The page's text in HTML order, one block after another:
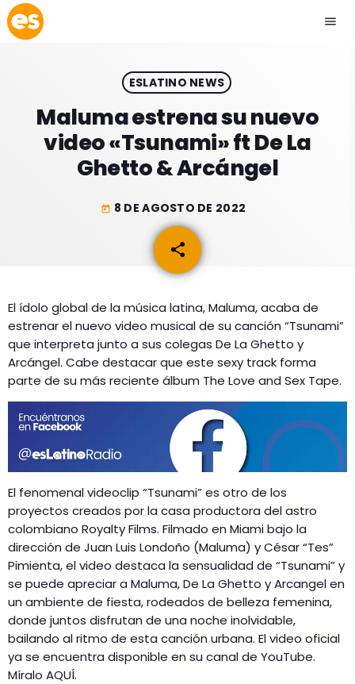
menu
play_arrow EMISIÓN LA PAZ
EMISIÓN COCHABAMBA
ACTUALIDAD
ESPECTÁCULOS
GEEKERS
MÚSICA
ENTRETENIMIENTO
PROGRAMACIÓN
INICIO
CONTACTO
ESLATINO NEWS
Maluma estrena su nuevo
video «Tsunami» ft De La
Ghetto & Arcángel
today 8 DE AGOSTO DE 2022
share
email
El ídolo global de la música latina, Maluma, acaba de
estrenar el nuevo video musical de su canción “Tsunami”
que interpreta junto a sus colegas De La Ghetto y
Arcángel. Cabe destacar que este sexy track forma
parte de su más reciente álbum The Love and Sex Tape.
El fenomenal videoclip “Tsunami” es otro de los
proyectos creados por la casa productora del astro
colombiano Royalty Films. Filmado en Miami bajo la
dirección de Juan Luis Londoño (Maluma) y César “Tes”
Pimienta, el video destaca la sensualidad de “Tsunami” y
se puede apreciar a Maluma, De La Ghetto y Arcangel en
un ambiente de fiesta, rodeados de belleza femenina,
donde juntos disfrutan de una noche inolvidable,
bailando al ritmo de esta canción urbana. El video oficial
ya se encuentra disponible en su canal de YouTube.
Míralo AQUÍ.